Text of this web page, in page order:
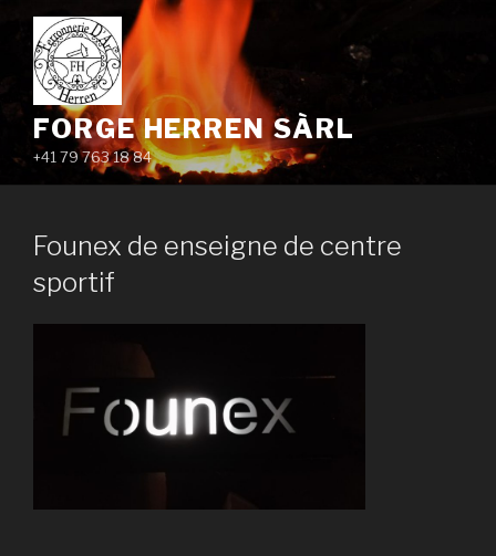
contenu
principal
FORGE HERREN SÀRL
+41 79 763 18 84
Founex de enseigne de centre
sportif